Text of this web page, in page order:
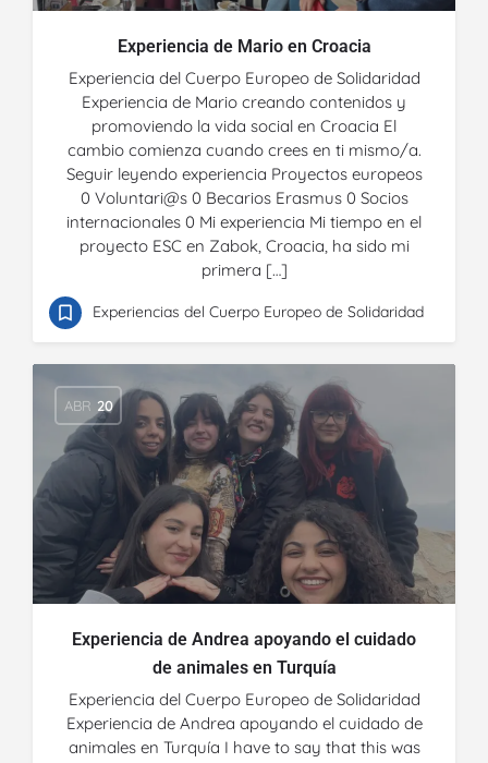
Experiencia de Mario en Croacia
Experiencia del Cuerpo Europeo de Solidaridad
Experiencia de Mario creando contenidos y
promoviendo la vida social en Croacia El
cambio comienza cuando crees en ti mismo/a.
Seguir leyendo experiencia Proyectos europeos
0 Voluntari@s 0 Becarios Erasmus 0 Socios
internacionales 0 Mi experiencia Mi tiempo en el
proyecto ESC en Zabok, Croacia, ha sido mi
primera […]
Experiencias del Cuerpo Europeo de Solidaridad
ABR 20
Experiencia de Andrea apoyando el cuidado
de animales en Turquía
Experiencia del Cuerpo Europeo de Solidaridad
Experiencia de Andrea apoyando el cuidado de
animales en Turquía I have to say that this was